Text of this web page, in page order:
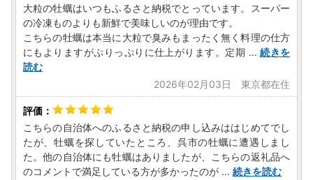
大粒の牡蠣はいつもふるさと納税でとっています。スーパー
の冷凍ものよりも新鮮で美味しいのが理由です。
こちらの牡蠣は本当に大粒で臭みもまったく無く料理の仕方
にもよりますがぷりっぷりに仕上がります。定期 ... 続きを
読む
2026年02月03日 東京都在住
こちらの自治体へのふるさと納税の申し込みははじめてでし
たが、牡蠣を探していたところ、呉市の牡蠣に遭遇しまし
た。他の自治体にも牡蠣はありましたが、こちらの返礼品へ
のコメントで満足している方が多かったのが ... 続きを読む